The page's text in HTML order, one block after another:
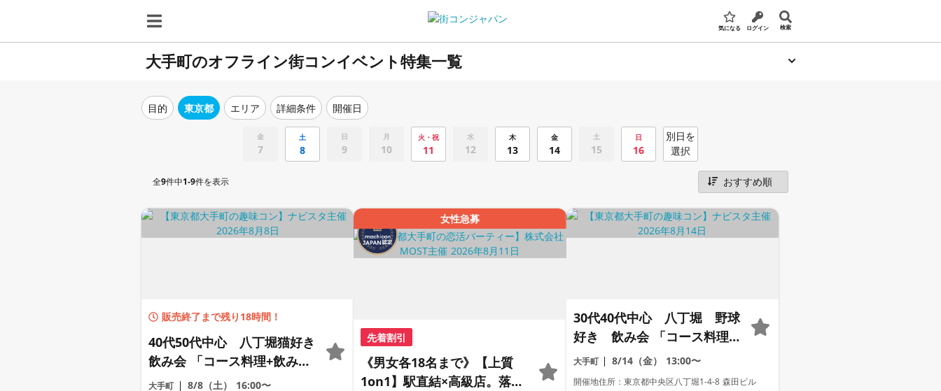
気になる ログイン 検索
大手町のオフライン街コンイベント特集一覧
目的 東京都 エリア 詳細条件 開催日
金
7
土
8
日
9
月
10
火・祝
11
水
12
木
13
金
14
土
15
日
16
別日を
選択
全9件中1-9件を表示
販売終了まで残り18時間！
40代50代中心 八丁堀猫好き
飲み会 「コース料理+飲み放
題」
大手町 8/8（土） 16:00〜
女性急募
先着割引
《男女各18名まで》【上質
1on1】駅直結×高級店。落ち
30代40代中心 八丁堀 野球
好き 飲み会 「コース料理
+飲み放題」
大手町 8/14（金） 13:00〜
開催地住所：東京都中央区八丁堀1-4-8 森田ビル